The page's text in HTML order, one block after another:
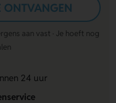
ONTVANGEN
aan vast · Je hoeft nog
24 uur